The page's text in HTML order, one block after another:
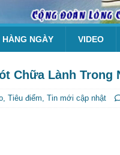
NGÀY VIDEO
Chữa Lành Trong
, Tiêu điểm, Tin mới cập nhật